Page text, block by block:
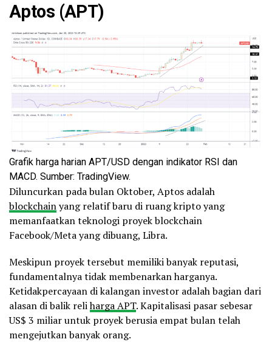
Aptos (APT)
Grafik harga harian APT/USD dengan indikator RSI dan
MACD. Sumber: TradingView.
Diluncurkan pada bulan Oktober, Aptos adalah
blockchainyang relatif baru di ruang kripto yang
memanfaatkan teknologi proyek blockchain
Facebook/Meta yang dibuang, Libra.
Meskipun proyek tersebut memiliki banyak reputasi,
fundamentalnya tidak membenarkan harganya.
Ketidakpercayaan di kalangan investor adalah bagian dari
alasan di balik reliharga APT. Kapitalisasi pasar sebesar
US$ 3 miliar untuk proyek berusia empat bulan telah
mengejutkan banyak orang.